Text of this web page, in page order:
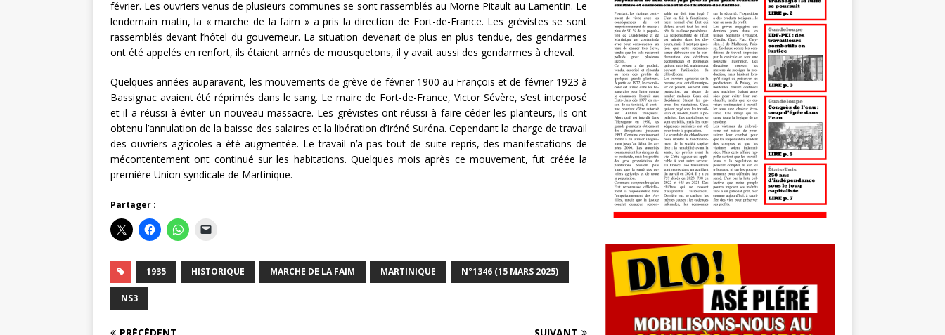
février. Les ouvriers venus de plusieurs communes se sont rassemblés au Morne Pitault au Lamentin. Le
lendemain matin, la « marche de la faim » a pris la direction de Fort-de-France. Les grévistes se sont
rassemblés devant l’hôtel du gouverneur. La situation devenait de plus en plus tendue, des gendarmes
ont été appelés en renfort, ils étaient armés de mousquetons, il y avait aussi des gendarmes à cheval.
Quelques années auparavant, les mouvements de grève de février 1900 au François et de février 1923 à
Bassignac avaient été réprimés dans le sang. Le maire de Fort-de-France, Victor Sévère, s’est interposé
et il a réussi à éviter un nouveau massacre. Les grévistes ont réussi à faire céder les planteurs, ils ont
obtenu l’annulation de la baisse des salaires et la libération d’Iréné Suréna. Cependant la charge de travail
des ouvriers agricoles a été augmentée. Le travail n’a pas tout de suite repris, des manifestations de
mécontentement ont continué sur les habitations. Quelques mois après ce mouvement, fut créée la
première Union syndicale de Martinique.
Partager :
1935 HISTORIQUE MARCHE DE LA FAIM MARTINIQUE N°1346 (15 MARS 2025)
NS3